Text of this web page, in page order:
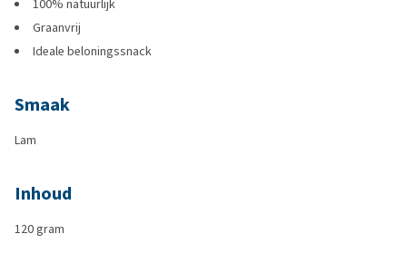
100% natuurlijk
Graanvrij
Ideale beloningssnack
Smaak
Lam
Inhoud
120 gram